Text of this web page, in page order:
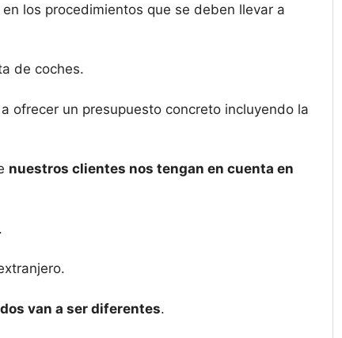
los procedimientos que se deben llevar a
de coches.
ofrecer un presupuesto concreto incluyendo la
nuestros clientes nos tengan en cuenta en
van a ser diferentes.